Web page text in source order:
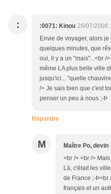
: :0071: Kinou 26/07/2008
Envie de voyager, alors
quelques minutes, que
oui, il y a un "mais"...<br /
même LA plus belle ville
jusqu'ici... "quelle
/> Je sais bien que c'est
penser un peu à nous ;-Þ
Répondre
M Maître Po, devin
<br /> <br />
Là, c'était les
de France ;-Þ<br
français et un